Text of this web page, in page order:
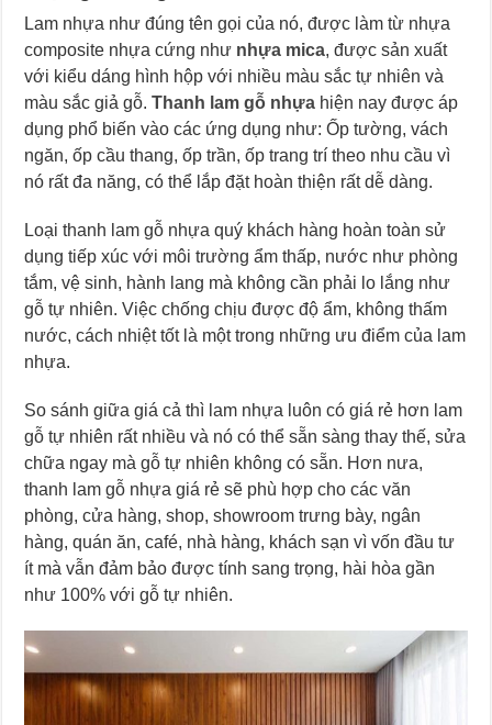
Lam nhựa như đúng tên gọi của nó, được làm từ nhựa
composite nhựa cứng như nhựa mica, được sản xuất
với kiểu dáng hình hộp với nhiều màu sắc tự nhiên và
màu sắc giả gỗ.Thanh lam gỗ nhựa hiện nay được áp
dụng phổ biến vào các ứng dụng như: Ốp tường, vách
ngăn, ốp cầu thang, ốp trần, ốp trang trí theo nhu cầu vì
nó rất đa năng, có thể lắp đặt hoàn thiện rất dễ dàng.
Loại thanh lam gỗ nhựa quý khách hàng hoàn toàn sử
dụng tiếp xúc với môi trường ẩm thấp, nước như phòng
tắm, vệ sinh, hành lang mà không cần phải lo lắng như
gỗ tự nhiên. Việc chống chịu được độ ẩm, không thấm
nước, cách nhiệt tốt là một trong những ưu điểm của lam
nhựa.
So sánh giữa giá cả thì lam nhựa luôn có giá rẻ hơn lam
gỗ tự nhiên rất nhiều và nó có thể sẵn sàng thay thế, sửa
chữa ngay mà gỗ tự nhiên không có sẵn. Hơn nưa,
thanh lam gỗ nhựa giá rẻ sẽ phù hợp cho các văn
phòng, cửa hàng, shop, showroom trưng bày, ngân
hàng, quán ăn, café, nhà hàng, khách sạn vì vốn đầu tư
ít mà vẫn đảm bảo được tính sang trọng, hài hòa gần
như 100% với gỗ tự nhiên.